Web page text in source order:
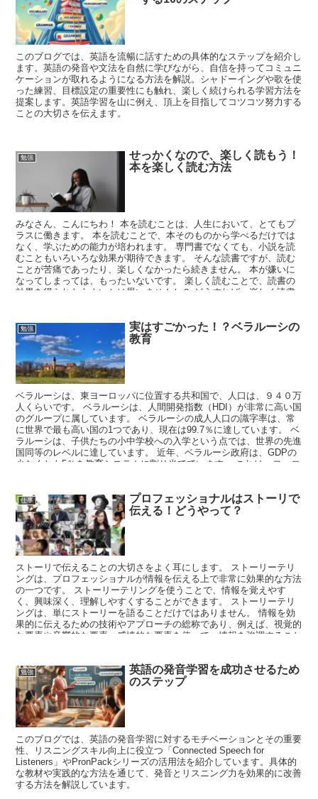
このブログでは、英語を流暢に話すための具体的なステップを紹介し
ます。英語の発音や文法を自然に学びながら、自信を持ってコミュニ
ケーションが取れるようになる方法を解説。シャドーイングや歌を使
った練習、目標設定の重要性にも触れ、楽しく続けられる学習方法を
提案します。英語学習を山に例え、頂上を目指してコツコツ努力する
ことの大切さを伝えます。
勉強
せっかくなので、楽しく読もう！
本を楽しく読む方法
みなさん、こんにちわ！ 本を読むことは、人生において、とてもプ
ラスに働きます。 本を読むことで、本そのものから学べるだけでは
なく、学ぶための能力が培われます。 専門書でなくても、小説を読
むこともいろいろな効果が期待できます。 そんな読書ですが、読む
ことが苦痛であったり、楽しくなかったら続きません。 本が嫌いに
なってしまっては、もったいないです。 楽しく読むことで、読書の
効果を得られたらよいとは思いませんか？ どうすれば、楽しく読書
勉強
実はすごかった！？ベラルーシの
教育
ベラルーシは、東ヨーロッパに位置する共和国で、人口は、９４０万
人くらいです。 ベラルーシは、人間開発指数（HDI）が非常に高い国
のグループに属しています。 ベラルーシの成人人口の識字率は、常
に世界で最も高い国の1つであり、現在は99.7％に達しています。 ベ
ラルーシは、子供たちの小中学校への入学という点では、世界の先進
国同等のレベルに達しています。 近年、ベラルーシ政府は、GDPの
少なくとも5％を教育システムに割り当てています。 これは、ヨーロ
仕事
プロフェッショナルはストーリで
伝える！どうやって？
ストーリで伝えることの大切さをよく耳にします。 ストーリーテリ
ングは、プロフェッショナルが情報を伝える上で非常に効果的な方法
の一つです。 ストーリーテリングを使うことで、情報を覚えやす
く、興味深く、理解しやすくすることができます。 ストーリーテリ
ングは、単にストーリーを語ることだけではありません。 情報を効
果的に伝えるための技術やアプローチの総称であり、例えば、視覚的
な要素や音響的な要素、感情的な要素を使って、情報を強調すること
勉強
英語の発音学習を成功させるため
のステップ
このブログでは、英語の発音学習に対するモチベーションとその重要
性、リスニングスキル向上に役立つ「Connected Speech for
Listeners」やPronPackシリーズの活用法を紹介しています。具体的
な教材や実践的な方法を通じて、発音とリスニング力を効果的に改善
する方法を解説しています。